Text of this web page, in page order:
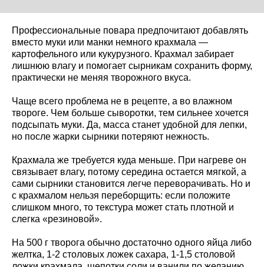
Профессиональные повара предпочитают добавлять
вместо муки или манки немного крахмала —
картофельного или кукурузного. Крахмал забирает
лишнюю влагу и помогает сырникам сохранить форму,
практически не меняя творожного вкуса.
Чаще всего проблема не в рецепте, а во влажном
твороге. Чем больше сыворотки, тем сильнее хочется
подсыпать муки. Да, масса станет удобной для лепки,
но после жарки сырники потеряют нежность.
Крахмала же требуется куда меньше. При нагреве он
связывает влагу, потому середина остается мягкой, а
сами сырники становится легче переворачивать. Но и
с крахмалом нельзя переборщить: если положите
слишком много, то текстура может стать плотной и
слегка «резиновой».
На 500 г творога обычно достаточно одного яйца либо
желтка, 1-2 столовых ложек сахара, 1-1,5 столовой